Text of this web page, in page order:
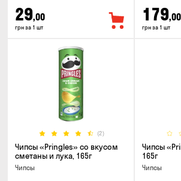
29,00
грн за 1 шт
179,00
грн за 1 шт
(2)
Чипсы «Pringles» со вкусом
сметаны и лука, 165г
Чипсы
Чипсы
165г
Чипсы